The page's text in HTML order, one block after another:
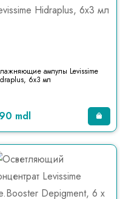
ампулы Levissime
6х3 мл
mdl